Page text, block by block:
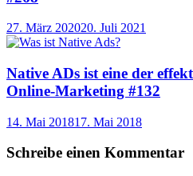
27. März 202020. Juli 2021
Native ADs ist eine der
Online-Marketing #132
14. Mai 201817. Mai 2018
Schreibe einen Kommentar